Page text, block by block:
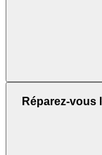
Réparez-vous